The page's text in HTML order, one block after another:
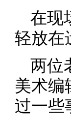
在现
轻放在
两位
美术编
过一